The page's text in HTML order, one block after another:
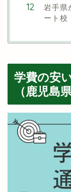
岩手県
ート校
学費の安
（鹿児島